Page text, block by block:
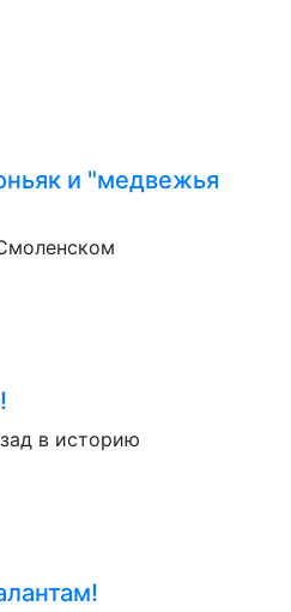
и "медвежья
в историю